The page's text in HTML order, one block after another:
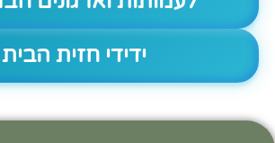
ידידי חזית הבית